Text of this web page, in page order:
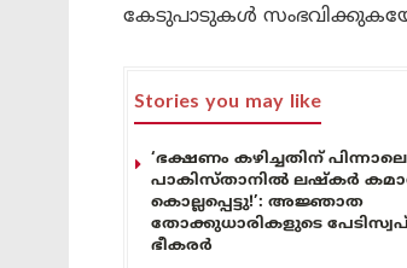
കേടുപാടുകൾ സംഭവിക്കുകയോ
Stories you may like
‘ഭക്ഷണം കഴിച്ചതിന്
പാകിസ്താനിൽ ലഷ്കർ
കൊല്ലപ്പെട്ടു!’: അജ്ഞാത
തോക്കുധാരികളുടെ
ഭീകരർ